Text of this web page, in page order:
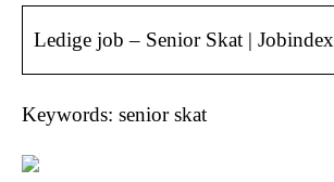
Ledige job – Senior Skat | Jobindex
Keywords: senior skat